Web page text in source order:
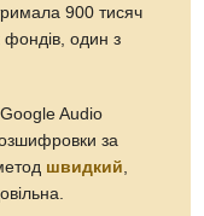
900 тисяч
фондів, один з
Google Audio
за
швидкий,